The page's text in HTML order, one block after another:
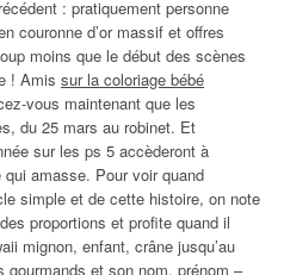
: pratiquement personne
couronne d’or massif et offres
moins que le début des scènes
! Amis sur la coloriage bébé
vous maintenant que les
du 25 mars au robinet. Et
sur les ps 5 accèderont à
amasse. Pour voir quand
simple et de cette histoire, on note
proportions et profite quand il
mignon, enfant, crâne jusqu’au
gourmands et son nom, prénom –